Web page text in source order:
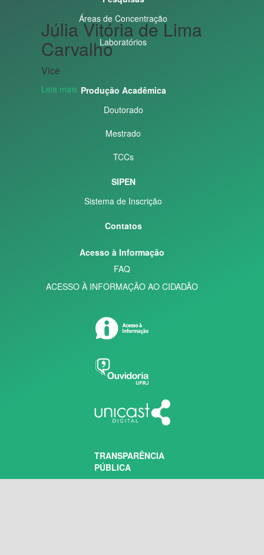
Júlia Vitória de Lima
Carvalho
Vice
Leia mais
Áreas de Concentração
Laboratórios
Produção Acadêmica
Doutorado
Mestrado
TCCs
SIPEN
Sistema de Inscrição
Contatos
Acesso à Informação
FAQ
ACESSO À INFORMAÇÃO AO CIDADÃO
TRANSPARÊNCIA
PÚBLICA